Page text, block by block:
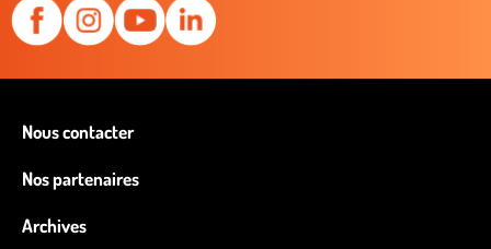
Nous contacter
Nos partenaires
Archives